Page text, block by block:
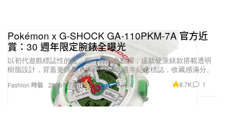
Fashion 時裝
Pokémon x G-SHOCK GA‑110PKM‑7A 官方近
賞：30 週年限定腕錶全曝光
以初代遊戲標誌性的紅、藍、綠配色點綴，這款硬派錶款搭載透明
樹脂設計，背蓋更鐫刻 Pokémon 30 週年紀念標誌，收藏感滿分。
2026年7月3日 8.7K 1